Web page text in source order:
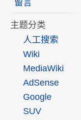
留言
主题分类
人工搜索
Wiki
MediaWiki
AdSense
Google
SUV